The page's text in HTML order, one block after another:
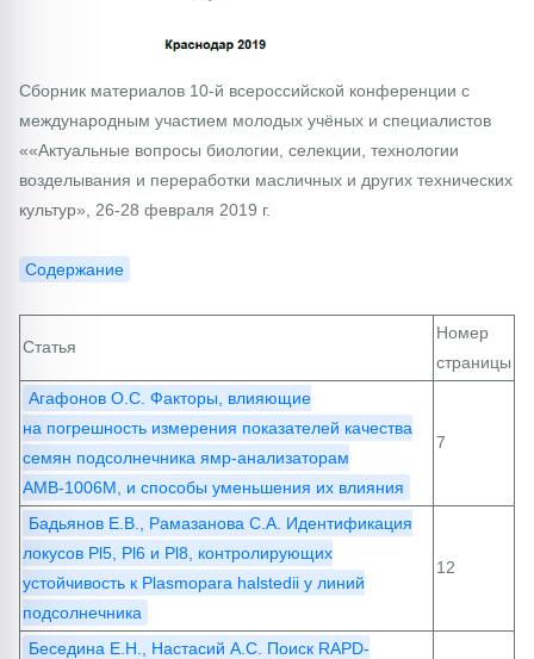
Сборник материалов 10-й всероссийской конференции с
международным участием молодых учёных и специалистов
««Актуальные вопросы биологии, селекции, технологии
возделывания и переработки масличных и других технических
культур», 26-28 февраля 2019 г.
Содержание
Статья
Номер
страницы
Агафонов О.С. Факторы, влияющие
на погрешность измерения показателей качества
семян подсолнечника ямр-анализаторам
АМВ-1006М, и способы уменьшения их влияния
7
Бадьянов Е.В., Рамазанова С.А. Идентификация
локусов Pl5, Pl6 и Pl8, контролирующих
устойчивость к Plasmopara halstedii у линий
подсолнечника
12
Беседина Е.Н., Настасий А.C. Поиск RAPD-